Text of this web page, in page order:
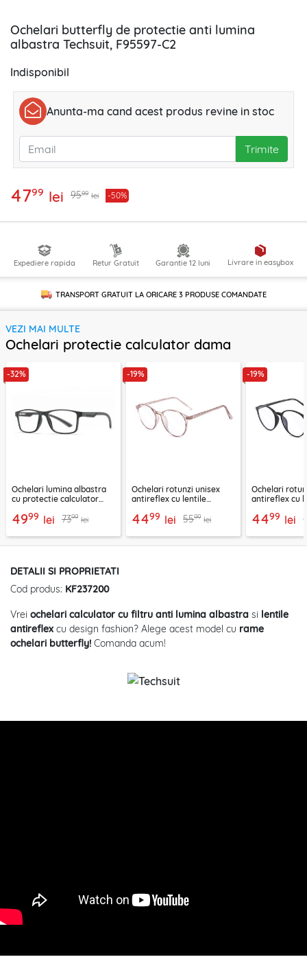
Ochelari butterfly de protectie anti lumina
albastra Techsuit, F95597-C2
Indisponibil
Anunta-ma cand acest produs revine in stoc
Trimite
4799 lei 9599 lei -50%
Expediere rapida Retur Gratuit Garantie 12 luni Livrare in easybox
TRANSPORT GRATUIT LA ORICARE 3 PRODUSECOMANDATE
VEZI MAI MULTE
Ochelari protectie calculator dama
-32%
Ochelari lumina albastra
cu protectie calculator
4999 lei 7399 lei
-19%
Ochelari rotunzi unisex
antireflex cu lentile
F8551-C3
4499 lei 5599 lei
-19%
Ochelari
antireflex cu
F8551-C2
4499 lei
DETALII SI PROPRIETATI
Cod produs: KF237200
Vrei ochelari calculator cu filtru anti lumina albastra si lentile
antireflex cu design fashion? Alege acest model cu rame
ochelari butterfly! Comanda acum!